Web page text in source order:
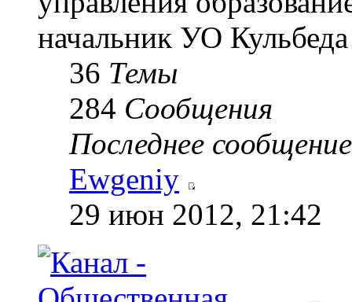
начальник УО
36 Темы
284 Сообщения
Последнее сообщение
Ewgeniy
29 июн 2012, 21:42